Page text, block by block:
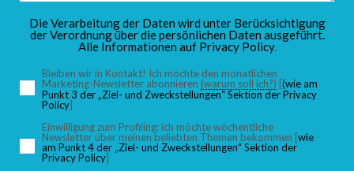
Die Verarbeitung der Daten wird unter Berücksichtigung
der Verordnung über die persönlichen Daten ausgeführt.
Alle Informationen auf Privacy Policy.
Bleiben wir in Kontakt! Ich möchte den monatlichen
Marketing-Newsletter abonnieren (warum soll ich?) [(wie am
Punkt 3 der „Ziel- und Zweckstellungen“ Sektion der Privacy
Policy]
Einwilligung zum Profiling: ich möchte wöchentliche
Newsletter über meinen beliebten Themen bekommen [wie
am Punkt 4 der „Ziel- und Zweckstellungen“ Sektion der
Privacy Policy]